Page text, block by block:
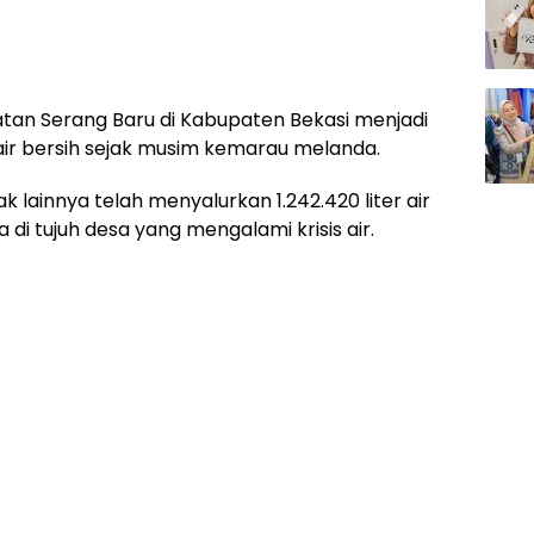
Serang Baru di Kabupaten Bekasi menjadi
bersih sejak musim kemarau melanda.
lainnya telah menyalurkan 1.242.420 liter air
tujuh desa yang mengalami krisis air.